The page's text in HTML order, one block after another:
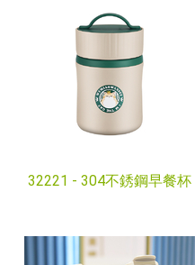
32221 - 304不銹鋼早餐杯